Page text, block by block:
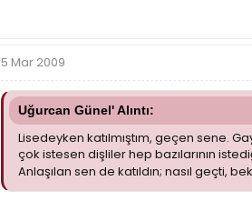
5 Mar 2009
Uğurcan Günel' Alıntı:
Lisedeyken katılmıştım, geçen sene.
çok istesen dişliler hep bazılarının
Anlaşılan sen de katıldın; nasıl geçti,